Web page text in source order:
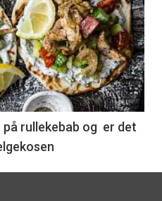
rullekebab og er det